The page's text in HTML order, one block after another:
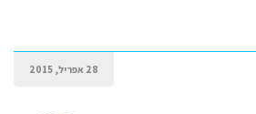
28 אפריל, 2015